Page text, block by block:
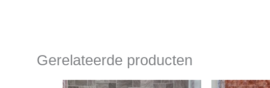
Gerelateerde producten